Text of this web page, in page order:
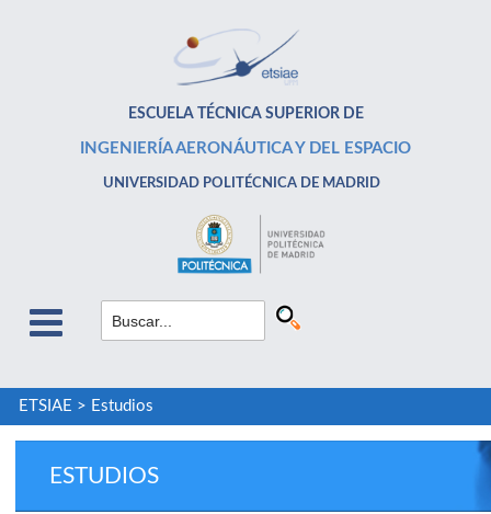
ESCUELA TÉCNICA SUPERIOR DE
INGENIERÍA AERONÁUTICA Y DEL ESPACIO
UNIVERSIDAD POLITÉCNICA DE MADRID
ETSIAE > Estudios
ESTUDIOS